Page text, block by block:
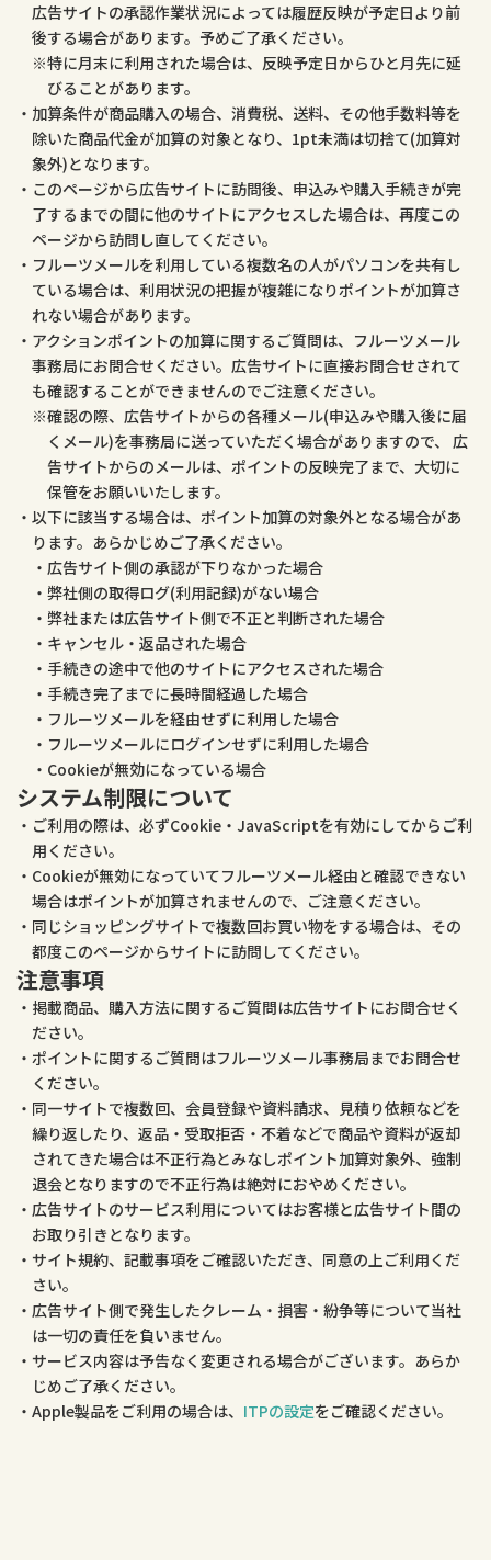
広告サイトの承認作業状況によっては履歴反映が予定日より前
後する場合があります。予めご了承ください。
特に月末に利用された場合は、反映予定日からひと月先に延
びることがあります。
加算条件が商品購入の場合、消費税、送料、その他手数料等を
除いた商品代金が加算の対象となり、1pt未満は切捨て(加算対
象外)となります。
このページから広告サイトに訪問後、申込みや購入手続きが完
了するまでの間に他のサイトにアクセスした場合は、再度この
ページから訪問し直してください。
フルーツメールを利用している複数名の人がパソコンを共有し
ている場合は、利用状況の把握が複雑になりポイントが加算さ
れない場合があります。
アクションポイントの加算に関するご質問は、フルーツメール
事務局にお問合せください。広告サイトに直接お問合せされて
も確認することができませんのでご注意ください。
確認の際、広告サイトからの各種メール(申込みや購入後に届
くメール)を事務局に送っていただく場合がありますので、 広
告サイトからのメールは、ポイントの反映完了まで、大切に
保管をお願いいたします。
以下に該当する場合は、ポイント加算の対象外となる場合があ
ります。あらかじめご了承ください。
広告サイト側の承認が下りなかった場合
弊社側の取得ログ(利用記録)がない場合
弊社または広告サイト側で不正と判断された場合
キャンセル・返品された場合
手続きの途中で他のサイトにアクセスされた場合
手続き完了までに長時間経過した場合
フルーツメールを経由せずに利用した場合
フルーツメールにログインせずに利用した場合
Cookieが無効になっている場合
システム制限について
ご利用の際は、必ずCookie・JavaScriptを有効にしてからご利
用ください。
Cookieが無効になっていてフルーツメール経由と確認できない
場合はポイントが加算されませんので、ご注意ください。
同じショッピングサイトで複数回お買い物をする場合は、その
都度このページからサイトに訪問してください。
注意事項
掲載商品、購入方法に関するご質問は広告サイトにお問合せく
ださい。
ポイントに関するご質問はフルーツメール事務局までお問合せ
ください。
同一サイトで複数回、会員登録や資料請求、見積り依頼などを
繰り返したり、返品・受取拒否・不着などで商品や資料が返却
されてきた場合は不正行為とみなしポイント加算対象外、強制
退会となりますので不正行為は絶対におやめください。
広告サイトのサービス利用についてはお客様と広告サイト間の
お取り引きとなります。
サイト規約、記載事項をご確認いただき、同意の上ご利用くだ
さい。
広告サイト側で発生したクレーム・損害・紛争等について当社
は一切の責任を負いません。
サービス内容は予告なく変更される場合がございます。あらか
じめご了承ください。
Apple製品をご利用の場合は、 ITPの設定をご確認ください。